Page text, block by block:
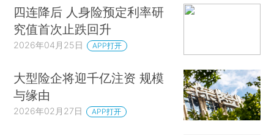
四连降后 人身险预定利率研
究值首次止跌回升
2026年04月25日 APP打开
大型险企将迎千亿注资 规模
与缘由
2026年02月27日 APP打开